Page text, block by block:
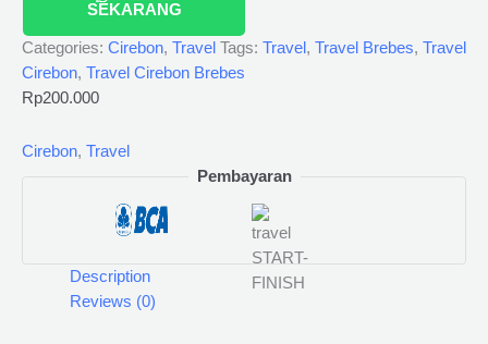
SEKARANG
Categories: Cirebon, Travel Tags: Travel , Travel Brebes, Travel
Cirebon, Travel Cirebon Brebes
Rp200.000
Cirebon, Travel
Pembayaran
Description
Reviews (0)